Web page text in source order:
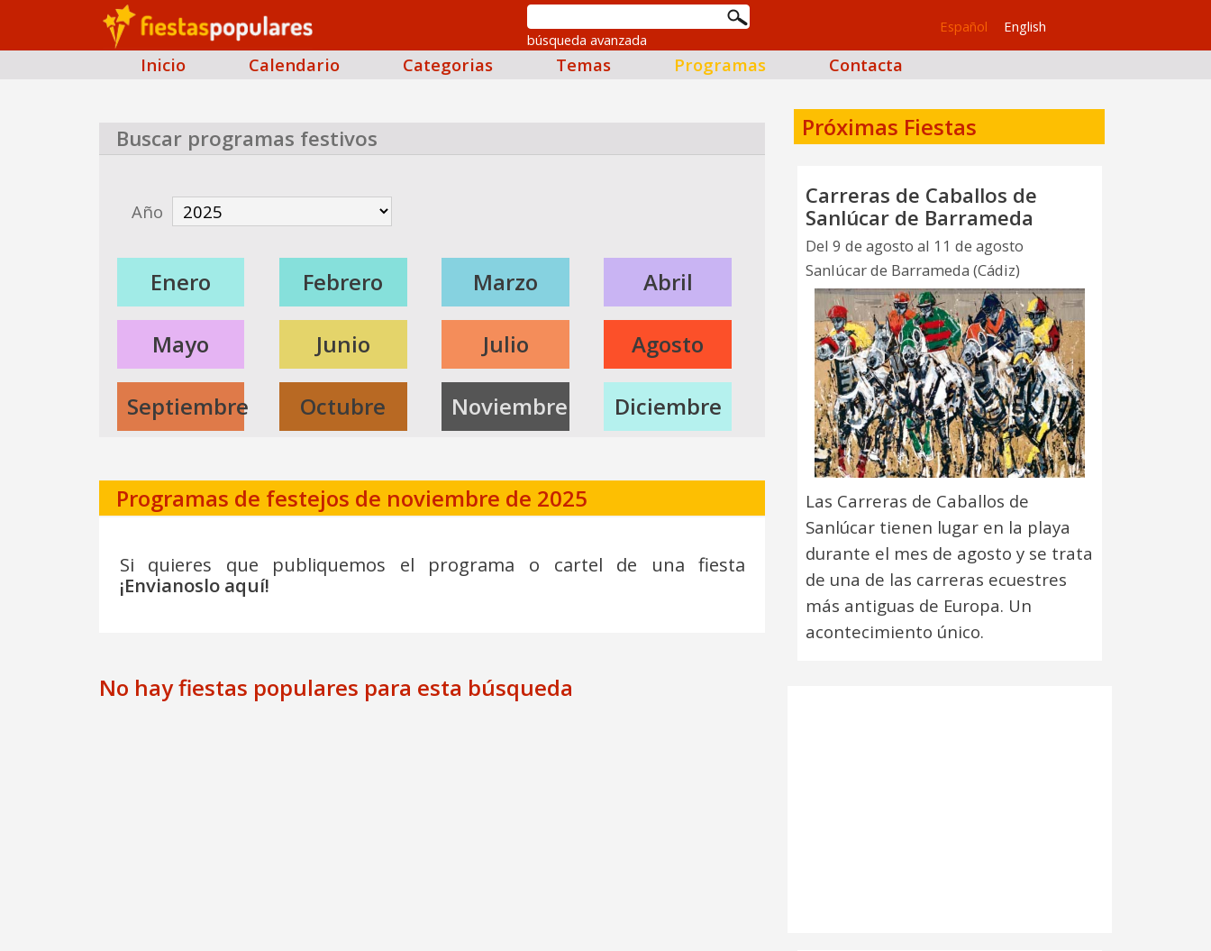
búsqueda avanzada
Español English
Inicio Calendario Categorias Temas Programas Contacta
Buscar programas festivos
Año
Enero Febrero Marzo Abril
Mayo Junio Julio Agosto
Septiembre Octubre Noviembre Diciembre
Programas de festejos de noviembre de 2025
Si quieres que publiquemos el programa o cartel de una fiesta
¡Envianoslo aquí!
No hay fiestas populares para esta búsqueda
Próximas Fiestas
Carreras de Caballos de
Sanlúcar de Barrameda
Del 9 de agosto al 11 de agosto
Sanlúcar de Barrameda (Cádiz)
Las Carreras de Caballos de
Sanlúcar tienen lugar en la playa
durante el mes de agosto y se trata
de una de las carreras ecuestres
más antiguas de Europa. Un
acontecimiento único.